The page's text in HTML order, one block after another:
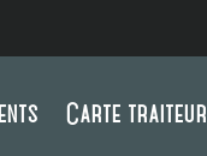
Carte traiteur